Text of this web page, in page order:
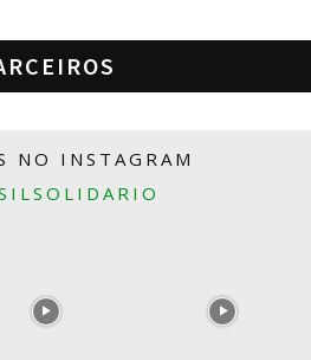
NO INSTAGRAM